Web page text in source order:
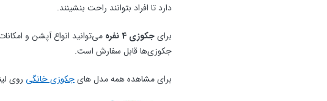
دارد تا افراد بتوانند راحت بنشینند.
برایجکوزی 4 نفره
جکوزی‌ها قابل سفارش است.
برای مشاهده همه مدل هایجکوزی خانگی روی